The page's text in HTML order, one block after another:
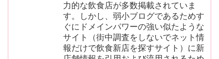
力的な飲食店が多数掲載されていま
す。しかし、弱小ブログであるためす
ぐにドメインパワーの強い似たような
サイト（街中調査をしないでネット情
報だけで飲食新店を探すサイト）に新